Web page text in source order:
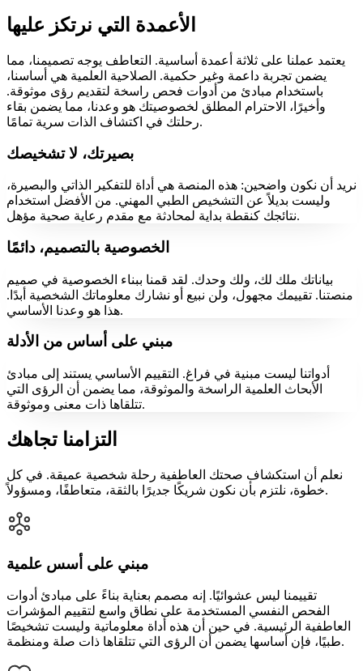
الأعمدة التي نرتكز عليها
يعتمد عملنا على ثلاثة أعمدة أساسية. التعاطف يوجه تصميمنا، مما
يضمن تجربة داعمة وغير حكمية. الصلاحية العلمية هي أساسنا،
باستخدام مبادئ من أدوات فحص راسخة لتقديم رؤى موثوقة.
وأخيرًا، الاحترام المطلق لخصوصيتك هو وعدنا، مما يضمن بقاء
رحلتك في اكتشاف الذات سرية تمامًا.
بصيرتك، لا تشخيصك
نريد أن نكون واضحين: هذه المنصة هي أداة للتفكير الذاتي والبصيرة،
وليست بديلاً عن التشخيص الطبي المهني. من الأفضل استخدام
نتائجك كنقطة بداية لمحادثة مع مقدم رعاية صحية مؤهل.
الخصوصية بالتصميم، دائمًا
بياناتك ملك لك، ولك وحدك. لقد قمنا ببناء الخصوصية في صميم
منصتنا. تقييمك مجهول، ولن نبيع أو نشارك معلوماتك الشخصية أبدًا.
هذا هو وعدنا الأساسي.
مبني على أساس من الأدلة
أدواتنا ليست مبنية في فراغ. التقييم الأساسي يستند إلى مبادئ
الأبحاث العلمية الراسخة والموثوقة، مما يضمن أن الرؤى التي
تتلقاها ذات معنى وموثوقة.
التزامنا تجاهك
نعلم أن استكشاف صحتك العاطفية رحلة شخصية عميقة. في كل
خطوة، نلتزم بأن نكون شريكًا جديرًا بالثقة، متعاطفًا، ومسؤولاً.
مبني على أسس علمية
تقييمنا ليس عشوائيًا. إنه مصمم بعناية بناءً على مبادئ أدوات
الفحص النفسي المستخدمة على نطاق واسع لتقييم المؤشرات
العاطفية الرئيسية. في حين أن هذه أداة معلوماتية وليست تشخيصًا
طبيًا، فإن أساسها يضمن أن الرؤى التي تتلقاها ذات صلة ومنظمة.